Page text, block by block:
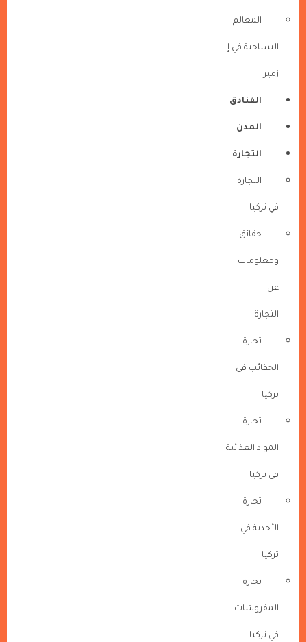
المعالم
السياحية في إ
زمير
الفنادق
المدن
التجارة
التجارة
في تركيا
حقائق
ومعلومات
عن
التجارة
تجارة
الحقائب فى
تركيا
تجارة
المواد الغذائية
في تركيا
تجارة
الأحذية في
تركيا
تجارة
المفروشات
في تركيا